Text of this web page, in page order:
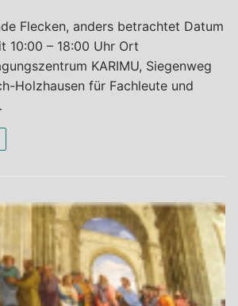
Flecken, anders betrachtet Datum
10:00 – 18:00 Uhr Ort
KARIMU, Siegenweg
Holzhausen für Fachleute und